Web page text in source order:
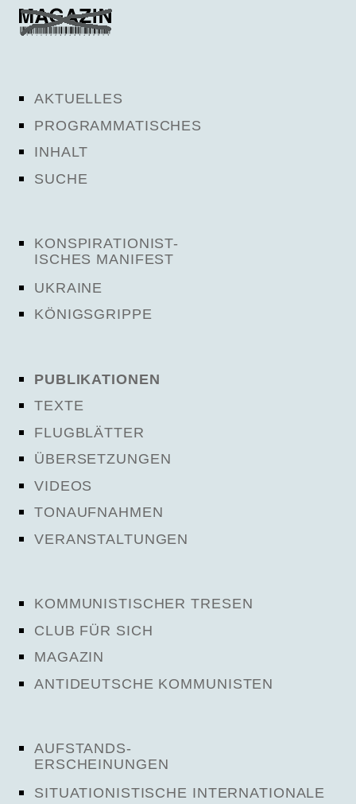
AKTUELLES
PROGRAMMATISCHES
INHALT
SUCHE
KONSPIRATIONIST-
ISCHES MANIFEST
UKRAINE
KÖNIGSGRIPPE
PUBLIKATIONEN
TEXTE
FLUGBLÄTTER
ÜBERSETZUNGEN
VIDEOS
TONAUFNAHMEN
VERANSTALTUNGEN
KOMMUNISTISCHER TRESEN
CLUB FÜR SICH
MAGAZIN
ANTIDEUTSCHE KOMMUNISTEN
AUFSTANDS-
ERSCHEINUNGEN
SITUATIONISTISCHE INTERNATIONALE